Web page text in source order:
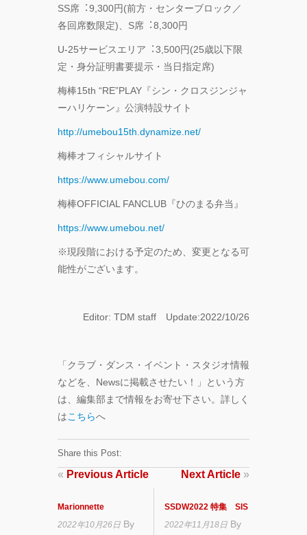
SS席︓9,300円(前⽅・センターブロック／
各回席数限定)、S席︓8,300円
U-25サービスエリア︓3,500円(25歳以下限
定・⾝分証明書要提⽰・当⽇指定席)
梅棒15th “RE”PLAY『シン・クロスジンジャ
ーハリケーン』公演特設サイト
http://umebou15th.dynamize.net/
梅棒オフィシャルサイト
https://www.umebou.com/
梅棒OFFICIAL FANCLUB『ひのまる弁当』
https://www.umebou.net/
※現段階における予定のため、変更となる可
能性がございます。
Editor: TDM staff Update:2022/10/26
「クラブ・ダンス・イベント・スタジオ情報
などを、Newsに掲載させたい！」という方
は、編集部まで情報をお寄せ下さい。詳しく
はこちらへ
Share this Post:
« Previous Article
Marionnette
2022年10月26日 By
Next Article »
SSDW2022 特集 SIS
2022年11月18日 By